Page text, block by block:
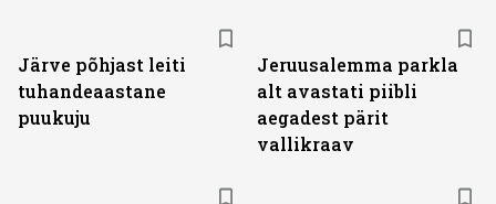
Järve põhjast leiti
tuhandeaastane
puukuju
Jeruusalemma parkla
alt avastati piibli
aegadest pärit
vallikraav